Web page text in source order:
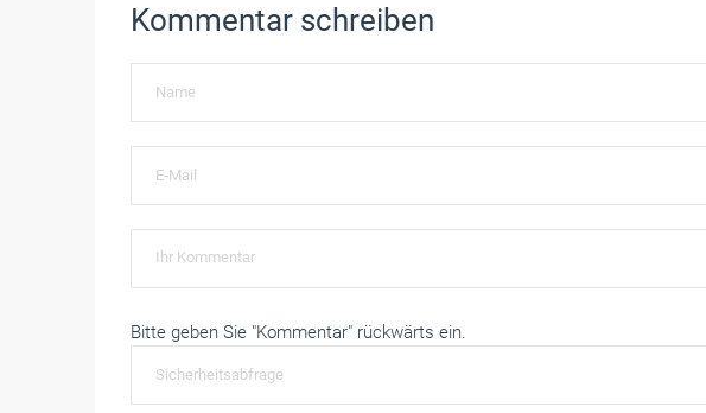
Kommentar schreiben
Bitte geben Sie "Kommentar" rückwärts ein.